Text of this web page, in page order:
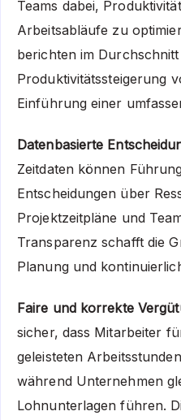
Teams dabei,
Arbeitsabläufe zu
berichten im
Produktivitätssteigerung
Einführung einer
Datenbasierte
Zeitdaten können
Entscheidungen über
Projektzeitpläne und
Transparenz schafft die
Planung und
Faire und korrekte
sicher, dass Mitarbeiter
geleisteten
während Unternehmen
Lohnunterlagen führen.